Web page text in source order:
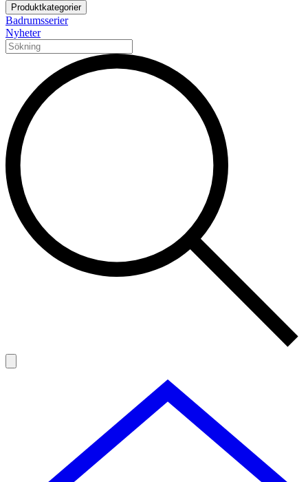
Produktkategorier
Badrumsserier
Nyheter